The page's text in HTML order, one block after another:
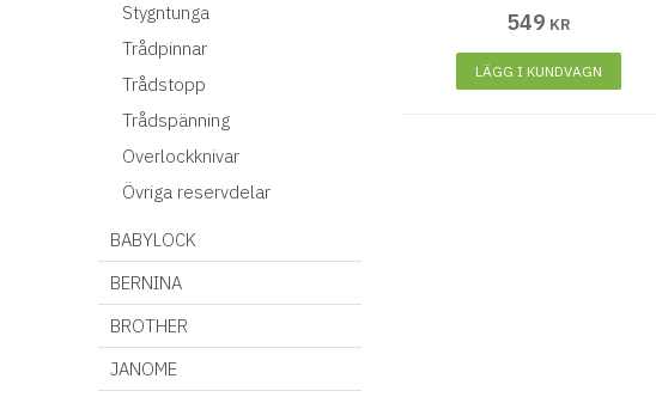
Stygntunga
Trådpinnar
Trådstopp
Trådspänning
Overlockknivar
Övriga reservdelar
BABYLOCK
BERNINA
BROTHER
JANOME
7050, 7060, 9113, 9117, 9124,
9133, 9137, 9143, 9217, 9224,
9240, 9900
549 KR
LÄGG I KUNDVAGN